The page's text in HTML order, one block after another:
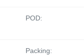
POD:
Packing: